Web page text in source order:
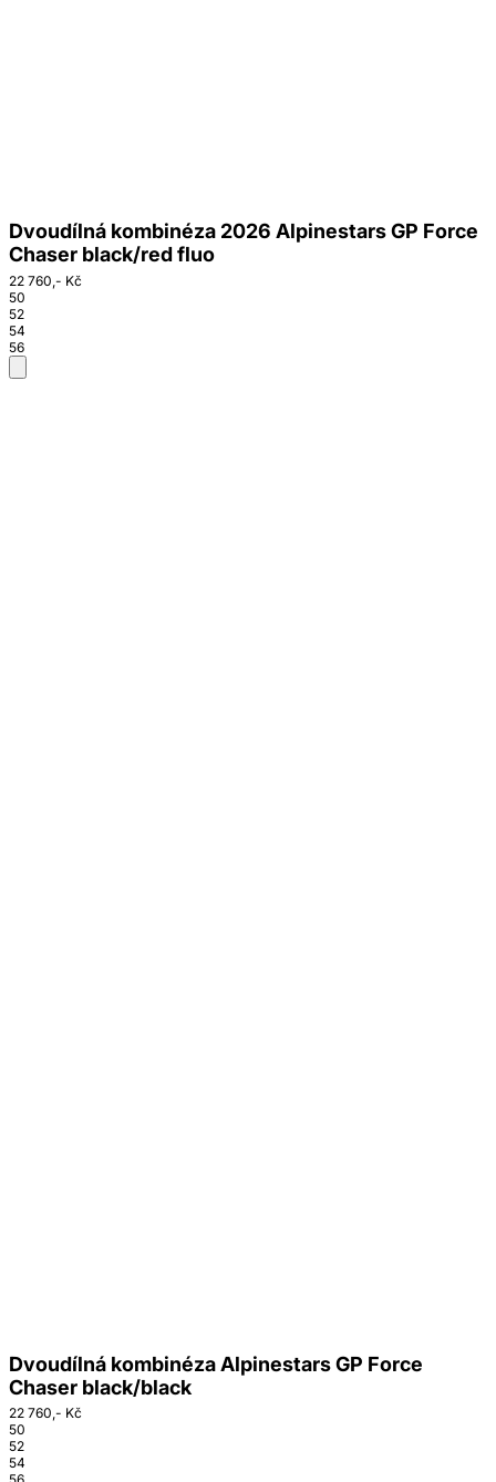
Dvoudílná kombinéza 2026 Alpinestars GP Force
Chaser black/red fluo
22 760,- Kč
50
52
54
56
Dvoudílná kombinéza Alpinestars GP Force
Chaser black/black
22 760,- Kč
50
52
54